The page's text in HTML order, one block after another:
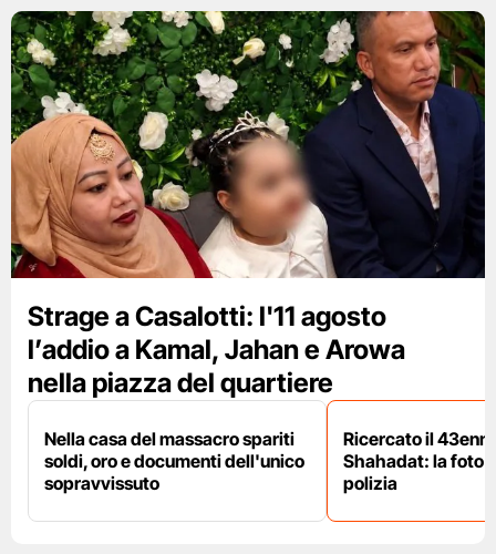
Strage a Casalotti: l'11 agosto
l’addio a Kamal, Jahan e Arowa
nella piazza del quartiere
Nella casa del massacro spariti
soldi, oro e documenti dell'unico
sopravvissuto
Ricercato il
Shahadat: la foto
polizia